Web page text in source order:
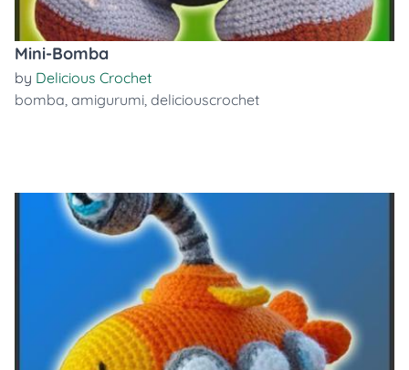
Mini-Bomba
by Delicious Crochet
bomba, amigurumi, deliciouscrochet